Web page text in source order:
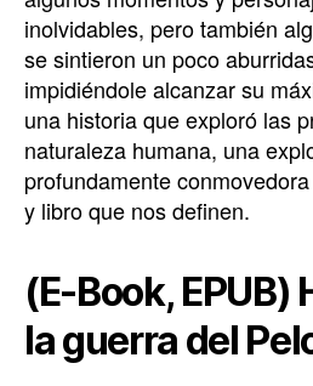
inolvidables, pero también
se sintieron un poco
impidiéndole alcanzar su
una historia que exploró las
naturaleza humana, una
profundamente
y libro que nos definen.
(E-Book, EPUB)
la guerra del